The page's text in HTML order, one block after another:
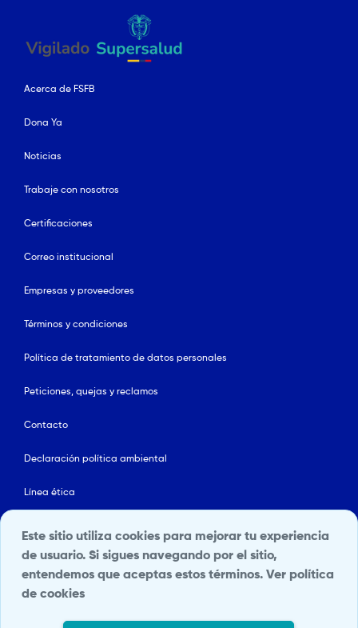
Acerca de FSFB
Dona Ya
Noticias
Trabaje con nosotros
Certificaciones
Correo institucional
Empresas y proveedores
Términos y condiciones
Política de tratamiento de datos personales
Peticiones, quejas y reclamos
Contacto
Declaración política ambiental
Línea ética
Política de Seguridad y Salud en el Trabajo
Portal Terceros
Este sitio utiliza cookies para mejorar tu experiencia
de usuario. Si sigues navegando por el sitio,
entendemos que aceptas estos términos.Ver política
de cookies